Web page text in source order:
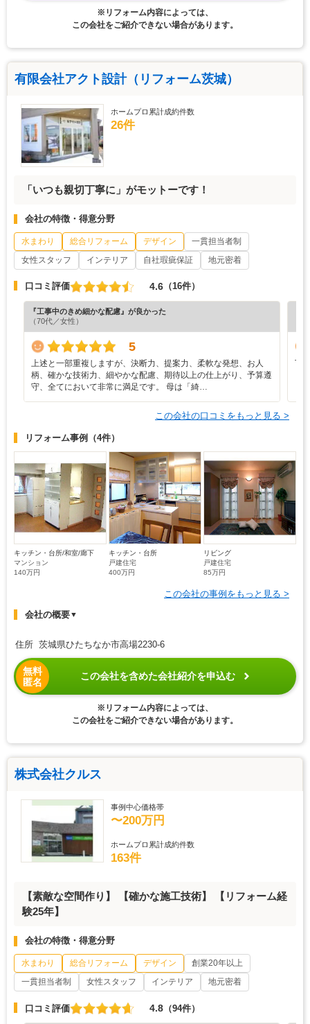
※リフォーム内容によっては、
この会社をご紹介できない場合があります。
有限会社アクト設計（リフォーム茨城）
ホームプロ累計成約件数
26件
「いつも親切丁寧に」がモットーです！
会社の特徴・得意分野
水まわり 総合リフォーム デザイン
一貫担当者制
女性スタッフ
インテリア 自社瑕疵保証 地元密着
口コミ評価 4.6 （16件）
『工事中のきめ細かな配慮』が良かった
（70代／女性）
5
上述と一部重複しますが、決断力、提案力、柔軟な発想、お人
柄、確かな技術力、細やかな配慮、期待以上の仕上がり、予算遵
守、全てにおいて非常に満足です。 母は「綺…
丁
この会社の口コミをもっと見る >
リフォーム事例 （4件）
キッチン・台所/和室/廊下
マンション
140万円
キッチン・台所
戸建住宅
400万円
リビング
戸建住宅
85万円
この会社の事例をもっと見る >
会社の概要▼
住所 茨城県ひたちなか市高場2230-6
無料
匿名
この会社を含めた会社紹介を申込む
※リフォーム内容によっては、
この会社をご紹介できない場合があります。
株式会社クルス
事例中心価格帯
〜200万円
ホームプロ累計成約件数
163件
【素敵な空間作り】 【確かな施工技術】 【リフォーム経
験25年】
会社の特徴・得意分野
水まわり 総合リフォーム デザイン
創業20年以上
一貫担当者制
女性スタッフ インテリア 地元密着
口コミ評価 4.8 （94件）